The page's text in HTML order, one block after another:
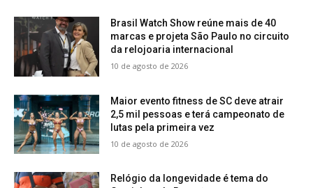
Brasil Watch Show reúne mais de 40
marcas e projeta São Paulo no circuito
da relojoaria internacional
10 de agosto de 2026
Maior evento fitness de SC deve atrair
2,5 mil pessoas e terá campeonato de
lutas pela primeira vez
10 de agosto de 2026
Relógio da longevidade é tema do